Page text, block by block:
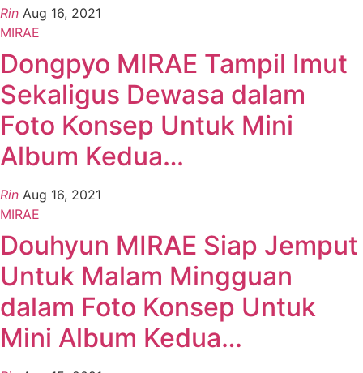
Rin Aug 16, 2021
MIRAE
Dongpyo MIRAE Tampil Imut
Sekaligus Dewasa dalam
Foto Konsep Untuk Mini
Album Kedua…
Rin Aug 16, 2021
MIRAE
Douhyun MIRAE Siap Jemput
Untuk Malam Mingguan
dalam Foto Konsep Untuk
Mini Album Kedua…